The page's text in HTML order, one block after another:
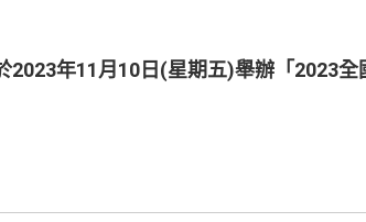
年11月10日(星期五)舉辦「2023全